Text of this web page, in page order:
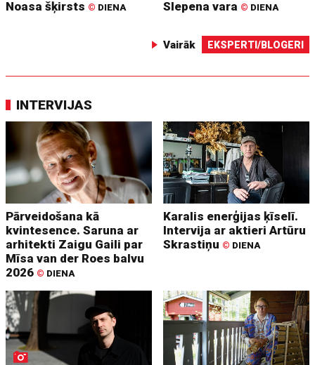
Noasa šķirsts © DIENA Slepena vara © DIENA
Vairāk EKSPERTI/BLOGERI
INTERVIJAS
Pārveidošana kā
kvintesence. Saruna ar
arhitekti Zaigu Gaili par
Mīsa van der Roes balvu
2026 © DIENA
Karalis enerģijas ķīselī.
Intervija ar aktieri Artūru
Skrastiņu © DIENA